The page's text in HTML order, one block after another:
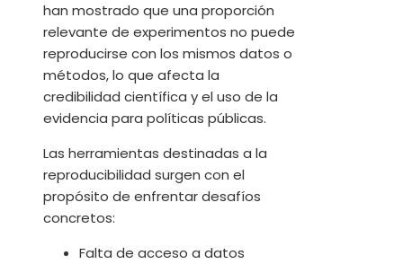
han mostrado que una proporción
relevante de experimentos no puede
reproducirse con los mismos datos o
métodos, lo que afecta la
credibilidad científica y el uso de la
evidencia para políticas públicas.
Las herramientas destinadas a la
reproducibilidad surgen con el
propósito de enfrentar desafíos
concretos:
Falta de acceso a datos